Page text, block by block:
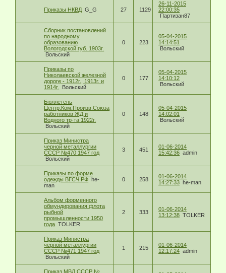
Приказы НКВД G_G 27 1129
26-11-2015
22:00:35
Партизан87
Сборник постановлений
по народному
образованию
Вологодской губ. 1903г.
Вольский
0 223
05-04-2015
14:14:51
Вольский
Приказы по
Николаевской железной
дороге - 1912г., 1913г. и
1914г.
Вольский
0 177
05-04-2015
14:10:12
Вольский
Бюллетень
Центр.Ком.Произв.Cоюза
работников ЖД и
Водного тр-та 1922г.
Вольский
0 148
05-04-2015
14:02:01
Вольский
Приказ Министра
черной металлургии
СССР №470 1947 год
Вольский
3 451
01-06-2014
15:42:36 admin
Приказы по форме
одежды ВГСЧ РФ he-
man
0 258
01-06-2014
14:27:33 he-man
Альбом форменного
обмундирования флота
рыбной
промышленности 1950
года TOLKER
2 333
01-06-2014
13:12:38 TOLKER
Приказ Министра
черной металлургии
СССР №471 1947 год
Вольский
1 215
01-06-2014
12:17:24 admin
Приказ МВД СССР №